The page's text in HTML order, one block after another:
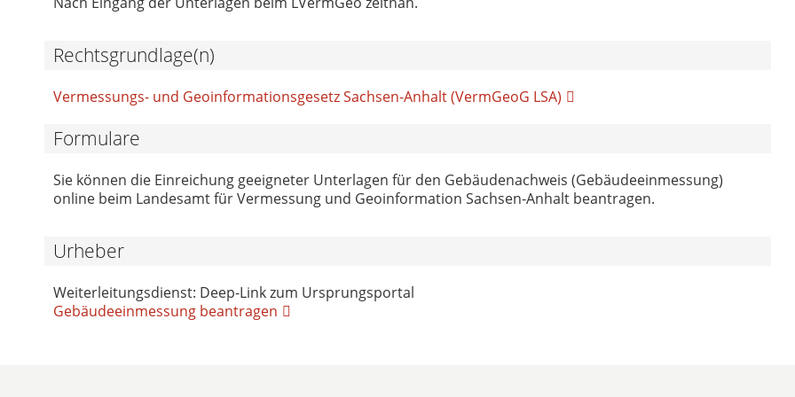
Rechtsgrundlage(n)
Vermessungs- und Geoinformationsgesetz Sachsen-Anhalt (VermGeoG LSA)
Formulare
Sie können die Einreichung geeigneter Unterlagen für den Gebäudenachweis (Gebäudeeinmessung)
online beim Landesamt für Vermessung und Geoinformation Sachsen-Anhalt beantragen.
Urheber
Weiterleitungsdienst: Deep-Link zum Ursprungsportal
Gebäudeeinmessung beantragen